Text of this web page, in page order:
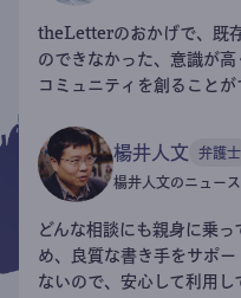
theLetterのおかげで、既
のできなかった、意識が
コミュニティを創ることが
楊井人文 弁護士
楊井人文のニュー
どんな相談にも親身に乗
め、良質な書き手をサポ
ないので、安心して利用し